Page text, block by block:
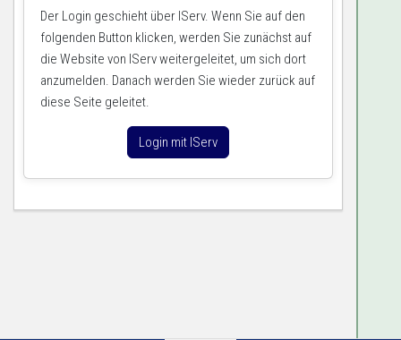
Der Login geschieht über IServ. Wenn Sie auf den
folgenden Button klicken, werden Sie zunächst auf
die Website von IServ weitergeleitet, um sich dort
anzumelden. Danach werden Sie wieder zurück auf
diese Seite geleitet.